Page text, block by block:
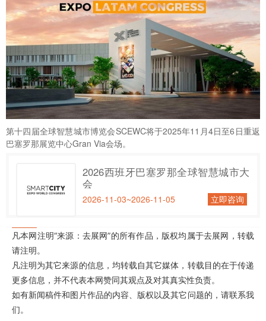
第十四届全球智慧城市博览会SCEWC将于2025年11月4日至6日重返
巴塞罗那展览中心Gran Via会场。
2026西班牙巴塞罗那全球智慧城市大
会
2026-11-03~2026-11-05 立即咨询
凡本网注明“来源：去展网”的所有作品，版权均属于去展网，转载
请注明。
凡注明为其它来源的信息，均转载自其它媒体，转载目的在于传递
更多信息，并不代表本网赞同其观点及对其真实性负责。
如有新闻稿件和图片作品的内容、版权以及其它问题的，请联系我
们。